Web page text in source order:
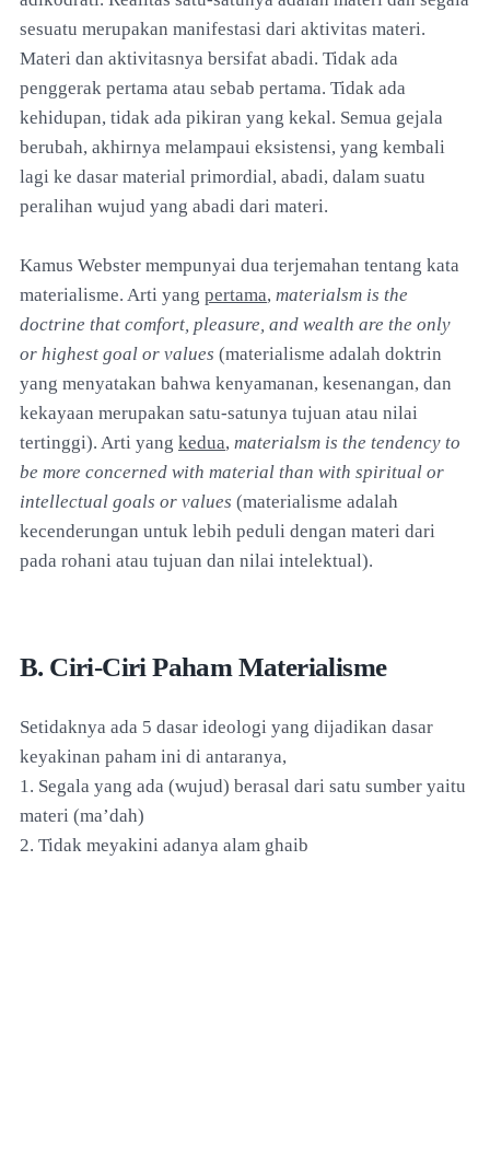
sesuatu merupakan manifestasi dari aktivitas materi.
Materi dan aktivitasnya bersifat abadi. Tidak ada
penggerak pertama atau sebab pertama. Tidak ada
kehidupan, tidak ada pikiran yang kekal. Semua gejala
berubah, akhirnya melampaui eksistensi, yang kembali
lagi ke dasar material primordial, abadi, dalam suatu
peralihan wujud yang abadi dari materi.
Kamus Webster mempunyai dua terjemahan tentang kata
materialisme. Arti yang pertama, materialsm is the
doctrine that comfort, pleasure, and wealth are the only
or highest goal or values (materialisme adalah doktrin
yang menyatakan bahwa kenyamanan, kesenangan, dan
kekayaan merupakan satu-satunya tujuan atau nilai
tertinggi). Arti yang kedua, materialsm is the tendency to
be more concerned with material than with spiritual or
intellectual goals or values (materialisme adalah
kecenderungan untuk lebih peduli dengan materi dari
pada rohani atau tujuan dan nilai intelektual).
B. Ciri-Ciri Paham Materialisme
Setidaknya ada 5 dasar ideologi yang dijadikan dasar
keyakinan paham ini di antaranya,
1. Segala yang ada (wujud) berasal dari satu sumber yaitu
materi (ma’dah)
2. Tidak meyakini adanya alam ghaib